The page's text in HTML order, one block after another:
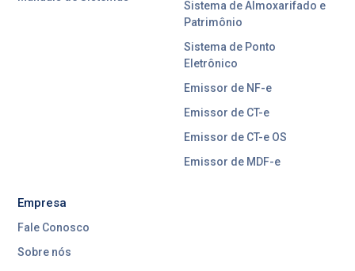
Sistema de Almoxarifado e
Patrimônio
Sistema de Ponto
Eletrônico
Emissor de NF-e
Emissor de CT-e
Emissor de CT-e OS
Emissor de MDF-e
Empresa
Fale Conosco
Sobre nós